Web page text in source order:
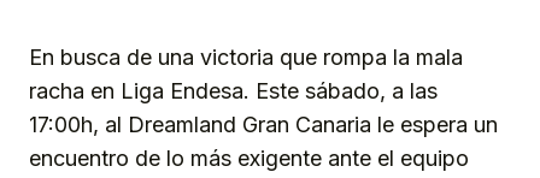
En busca de una victoria que rompa la mala
racha en Liga Endesa. Este sábado, a las
17:00h, al Dreamland Gran Canaria le espera un
encuentro de lo más exigente ante el equipo